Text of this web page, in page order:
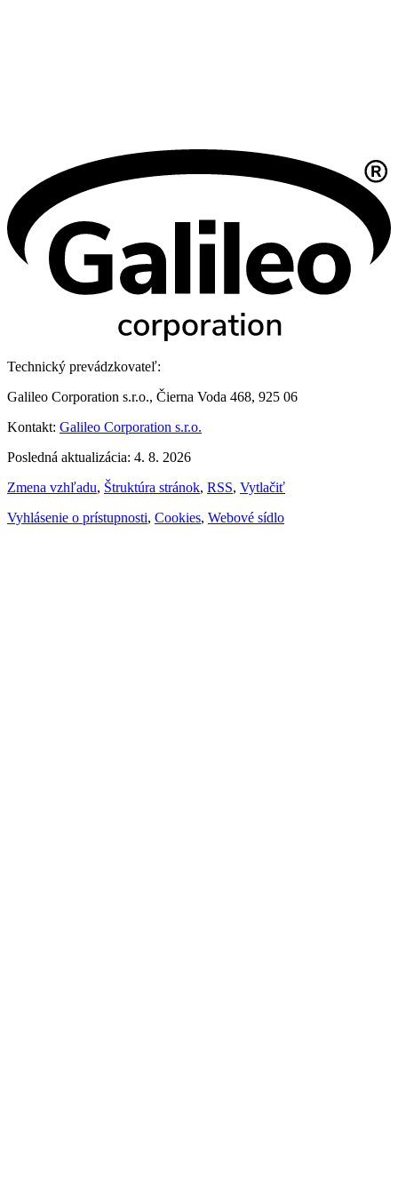
Technický prevádzkovateľ:
Galileo Corporation s.r.o., Čierna Voda 468, 925 06
Kontakt: Galileo Corporation s.r.o.
Posledná aktualizácia: 4. 8. 2026
Zmena vzhľadu, Štruktúra stránok, RSS, Vytlačiť
Vyhlásenie o prístupnosti, Cookies, Webové sídlo